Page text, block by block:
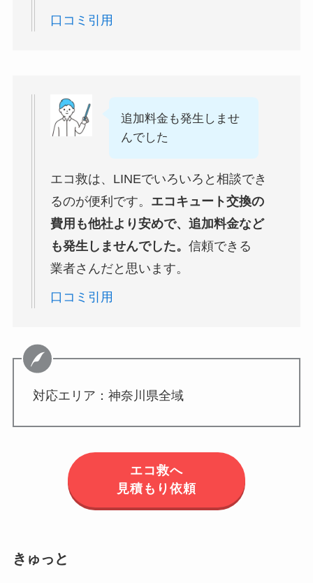
口コミ引用
追加料金も発生しませ
んでした
エコ救は、LINEでいろいろと相談でき
るのが便利です。 エコキュート交換の
費用も他社より安めで、追加料金など
も発生しませんでした。 信頼できる
業者さんだと思います。
口コミ引用
対応エリア：神奈川県全域
エコ救へ
見積もり依頼
きゅっと